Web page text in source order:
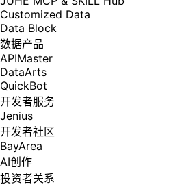
Customized Data
Data Block
数据产品
APIMaster
DataArts
QuickBot
开发者服务
Jenius
开发者社区
BayArea
AI创作
投资者关系